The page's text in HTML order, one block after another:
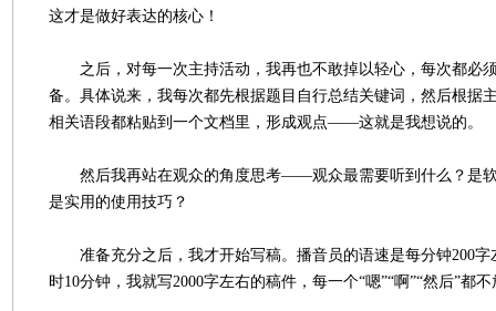
这才是做好表达的核心！
之后，对每一次主持活动，我再也不敢掉以轻心，每次都必须
备。具体说来，我每次都先根据题目自行总结关键词，然后根据
相关语段都粘贴到一个文档里，形成观点——这就是我想说的。
然后我再站在观众的角度思考——观众最需要听到什么？是软
是实用的使用技巧？
准备充分之后，我才开始写稿。播音员的语速是每分钟200字
时10分钟，我就写2000字左右的稿件，每一个“嗯”“啊”“然后”都